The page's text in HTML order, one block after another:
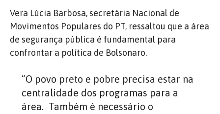
Vera Lúcia Barbosa, secretária Nacional de
Movimentos Populares do PT, ressaltou que a área
de segurança pública é fundamental para
confrontar a política de Bolsonaro.
“O povo preto e pobre precisa estar na
centralidade dos programas para a
área. Também é necessário o